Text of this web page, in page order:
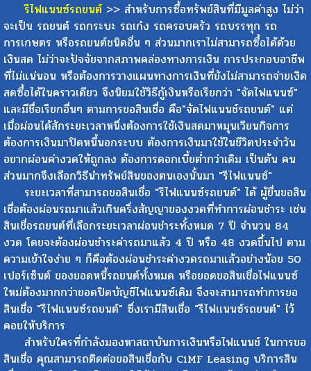
รีไฟแนนซ์รถยนต์ >> สำหรับการซื้อทรัพย์สินที่มีมูลค่าสูง ไม่ว่า
จะเป็น รถยนต์ รถกระบะ รถเก๋ง รถครอบครัว รถบรรทุก รถ
การเกษตร หรือรถยนต์ชนิดอื่น ๆ ส่วนมากเราไม่สามารถซื้อได้ด้วย
เงินสด ไม่ว่าจะปัจจัยจากสภาพคล่องทางการเงิน การประกอบอาชีพ
ที่ไม่แน่นอน หรือต้องการวางแผนทางการเงินที่ยังไม่สามารถจ่ายเงิด
สดซื้อได้ในคราวเดียว จึงนิยมใช้วิธีกู้เงินหรือเรียกว่า "จัดไฟแนนซ์"
และมีชื่อเรียกอื่นๆ ตามการขอสินเชื่อ คือ"จัดไฟแนนช์รถยนต์" แต่
เมื่อผ่อนได้สักระยะเวลาหนึ่งต้องการใช้เงินสดมาหมุนเวียนกิจการ
ต้องการเงินมาปิดหนี้นอกระบบ ต้องการเงินมาใช้ในชีวิตประจำวัน
อยากผ่อนค่างวดให้ถูกลง ต้องการดอกเบี้ยต่ำกว่าเดิม เป็นต้น คน
ส่วนมากจึงเลือกวิธีนำทรัพย์สินของตนเองนั้นมา "รีไฟแนนซ์"
ระยะเวลาที่สามารถขอสินเชื่อ "รีไฟแนนซ์รถยนต์" ได้ ผู้ยื่นขอสิน
เชื่อต้องผ่อนรถมาแล้วเกินครึ่งสัญญาของงวดที่ทำการผ่อนชำระ เช่น
สินเชื่อรถยนต์ที่เลือกระยะเวลาผ่อนชำระทั้งหมด 7 ปี จำนวน 84
งวด โดยจะต้องผ่อนชำระค่ารถมาแล้ว 4 ปี หรือ 48 งวดขึ้นไป ตาม
ความเข้าใจง่าย ๆ ก็คือต้องผ่อนชำระค่างวดรถมาแล้วอย่างน้อย 50
เปอร์เซ็นต์ ของยอดหนี้รถยนต์ทั้งหมด หรือยอดขอสินเชื่อไฟแนนซ์
ใหม่ต้องมากกว่ายอดปิดบัญชีไฟแนนซ์เดิม จึงจะสามารถทำการขอ
สินเชื่อ "รีไฟแนนซ์รถยนต์" ซึ่งเรามีสินเชื่อ "รีไฟเเนนซ์รถยนต์" ไว้
คอยให้บริการ
สำหรับใครที่กำลังมองหาสถาบันการเงินหรือไฟแนนช์ ในการขอ
สินเชื่อ คุณสามารถติดต่อขอสินเชื่อกับ CiMF Leasing บริการสิน